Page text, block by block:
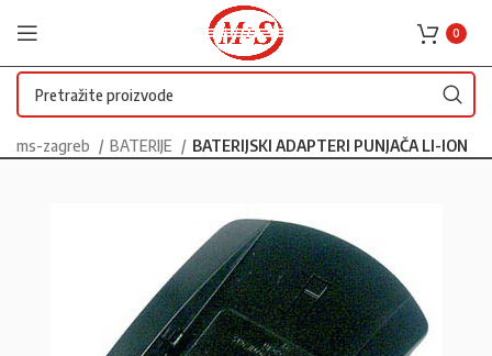
0
ms-zagreb BATERIJE BATERIJSKI ADAPTERI PUNJAČA LI-ION